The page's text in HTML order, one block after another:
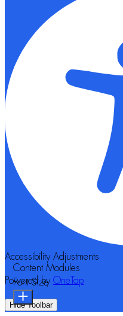
Accessibility Adjustments
Powered by OneTap
Hide Toolbar
Content Modules
Font Size